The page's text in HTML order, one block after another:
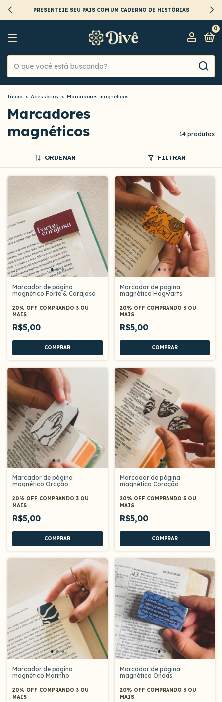
PRESENTEIE SEU PAIS COM UM CADERNO DE HISTÓRIAS
0
Início > Acessórios > Marcadores magnéticos
Marcadores
magnéticos
14 produtos
ORDENAR FILTRAR
Marcador de página
magnético Forte & Corajosa
20% OFF COMPRANDO 3 OU
MAIS
R$5,00
Marcador de página
magnético Hogwarts
20% OFF COMPRANDO 3 OU
MAIS
R$5,00
COMPRAR
Marcador de página
magnético Oração
20% OFF COMPRANDO 3 OU
MAIS
R$5,00
Marcador de página
magnético Coração
20% OFF COMPRANDO 3 OU
MAIS
R$5,00
Marcador de página
magnético Marinho
20% OFF COMPRANDO 3 OU
MAIS
Marcador de página
magnético Ondas
20% OFF COMPRANDO 3 OU
MAIS